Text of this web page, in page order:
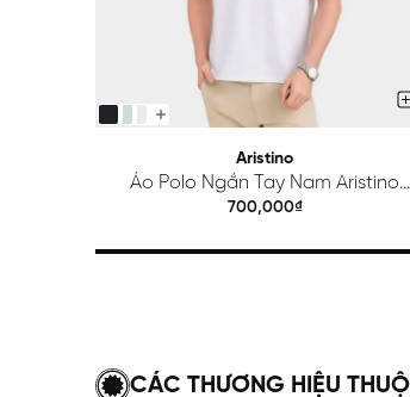
Aristino
Áo Polo Ngắn Tay Nam Aristino
Regular APS615EDP01
700,000₫
CÁC THƯƠNG HIỆU